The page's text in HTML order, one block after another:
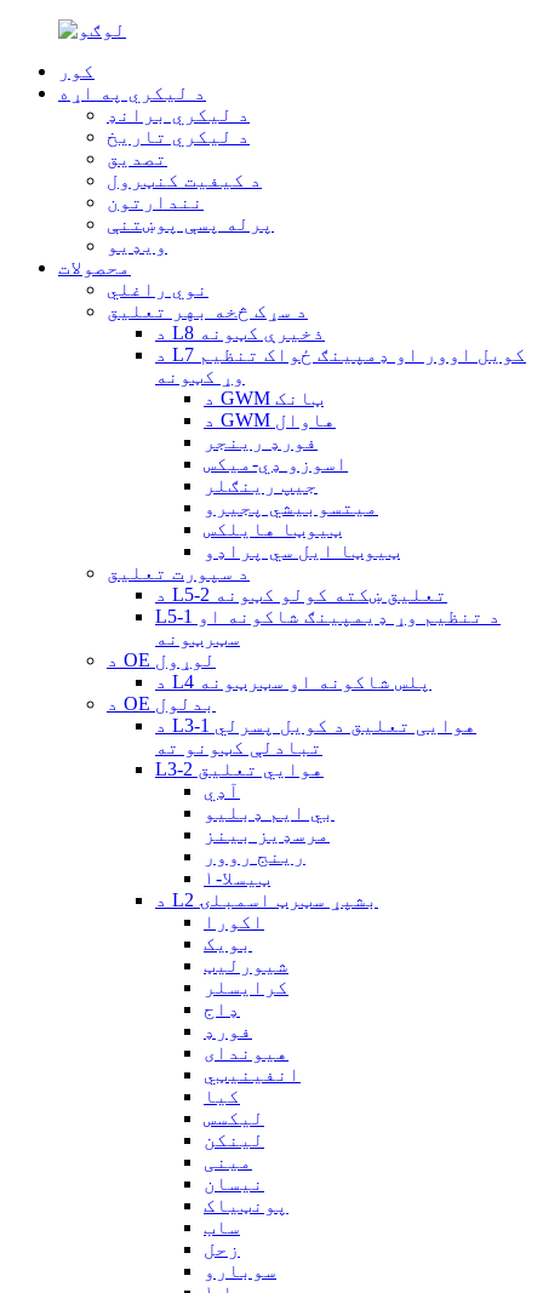
کور
د لیکري په اړه
د لیکري برانډ
د لیکري تاریخ
تصدیق
د کیفیت کنټرول
نندارتون
پرله پسې پوښتنې
ویډیو
محصولات
نوي راغلي
د سړک څخه بهر تعلیق
د L8 ذخیرې کټونه
د L7 کویل اوور او ډمپینګ ځواک تنظیم
وړ کټونه
د GWM ټانک
د GWM هاوال
فورډ رینجر
اسوزو ډي-میکس
جیپ رینګلر
میتسوبیشي پجیرو
ټیوټا هایلکس
ټیوټا ایل سي پراډو
د سپورت تعلیق
د L5-2 تعلیق ښکته کولو کټونه
L5-1 د تنظیم وړ ډیمپینګ شاکونه او
سټرټونه
د OE لوړول
د L4 پلس شاکونه او سټرټونه
د OE بدلول
د L3-1 هوایی تعلیق د کویل پسرلي
تبادلې کټونو ته
L3-2 هوايي تعلیق
آډي
بي ایم ډبلیو
مرسډیز بینز
رینج روور
ټیسلا-۱
د L2 بشپړ سټرټ اسمبلۍ
اکورا
بویک
شیورلیټ
کرایسلر
ډاج
فورډ
هیوندای
انفینیټي
کیا
لیکسس
لینکن
مینی
نیسان
پونټیاک
ساب
زحل
سوبارو